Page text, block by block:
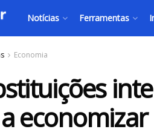
Notícias Ferramentas
Economia